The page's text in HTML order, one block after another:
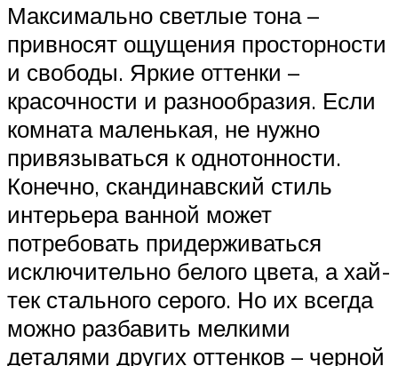
Максимально светлые тона –
привносят ощущения просторности
и свободы. Яркие оттенки –
красочности и разнообразия. Если
комната маленькая, не нужно
привязываться к однотонности.
Конечно, скандинавский стиль
интерьера ванной может
потребовать придерживаться
исключительно белого цвета, а хай-
тек стального серого. Но их всегда
можно разбавить мелкими
деталями других оттенков – черной